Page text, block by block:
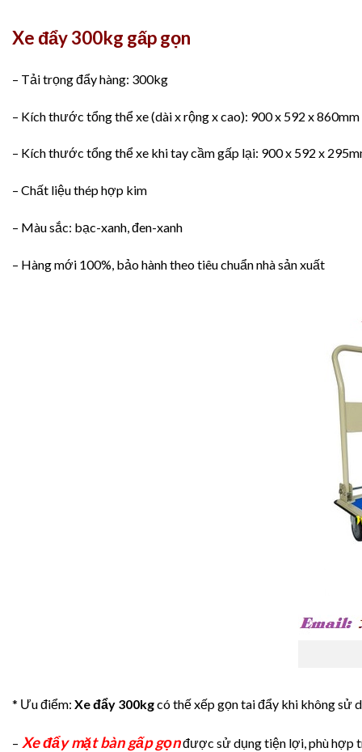
Xe đẩy 300kg gấp gọn
– Tải trọng đẩy hàng: 300kg
– Kích thước tổng thể xe (dài x rộng x cao): 900 x 592 x 860mm
– Kích thước tổng thể xe khi tay cầm gấp lại: 900 x 592 x
– Chất liệu thép hợp kim
– Màu sắc: bạc-xanh, đen-xanh
– Hàng mới 100%, bảo hành theo tiêu chuẩn nhà sản xuất
* Ưu điểm: Xe đẩy 300kgcó thế xếp gọn tai đẩy khi không sử
– Xe đẩy mặt bàn gấp gọnđược sử dụng tiện lợi, phù hợp